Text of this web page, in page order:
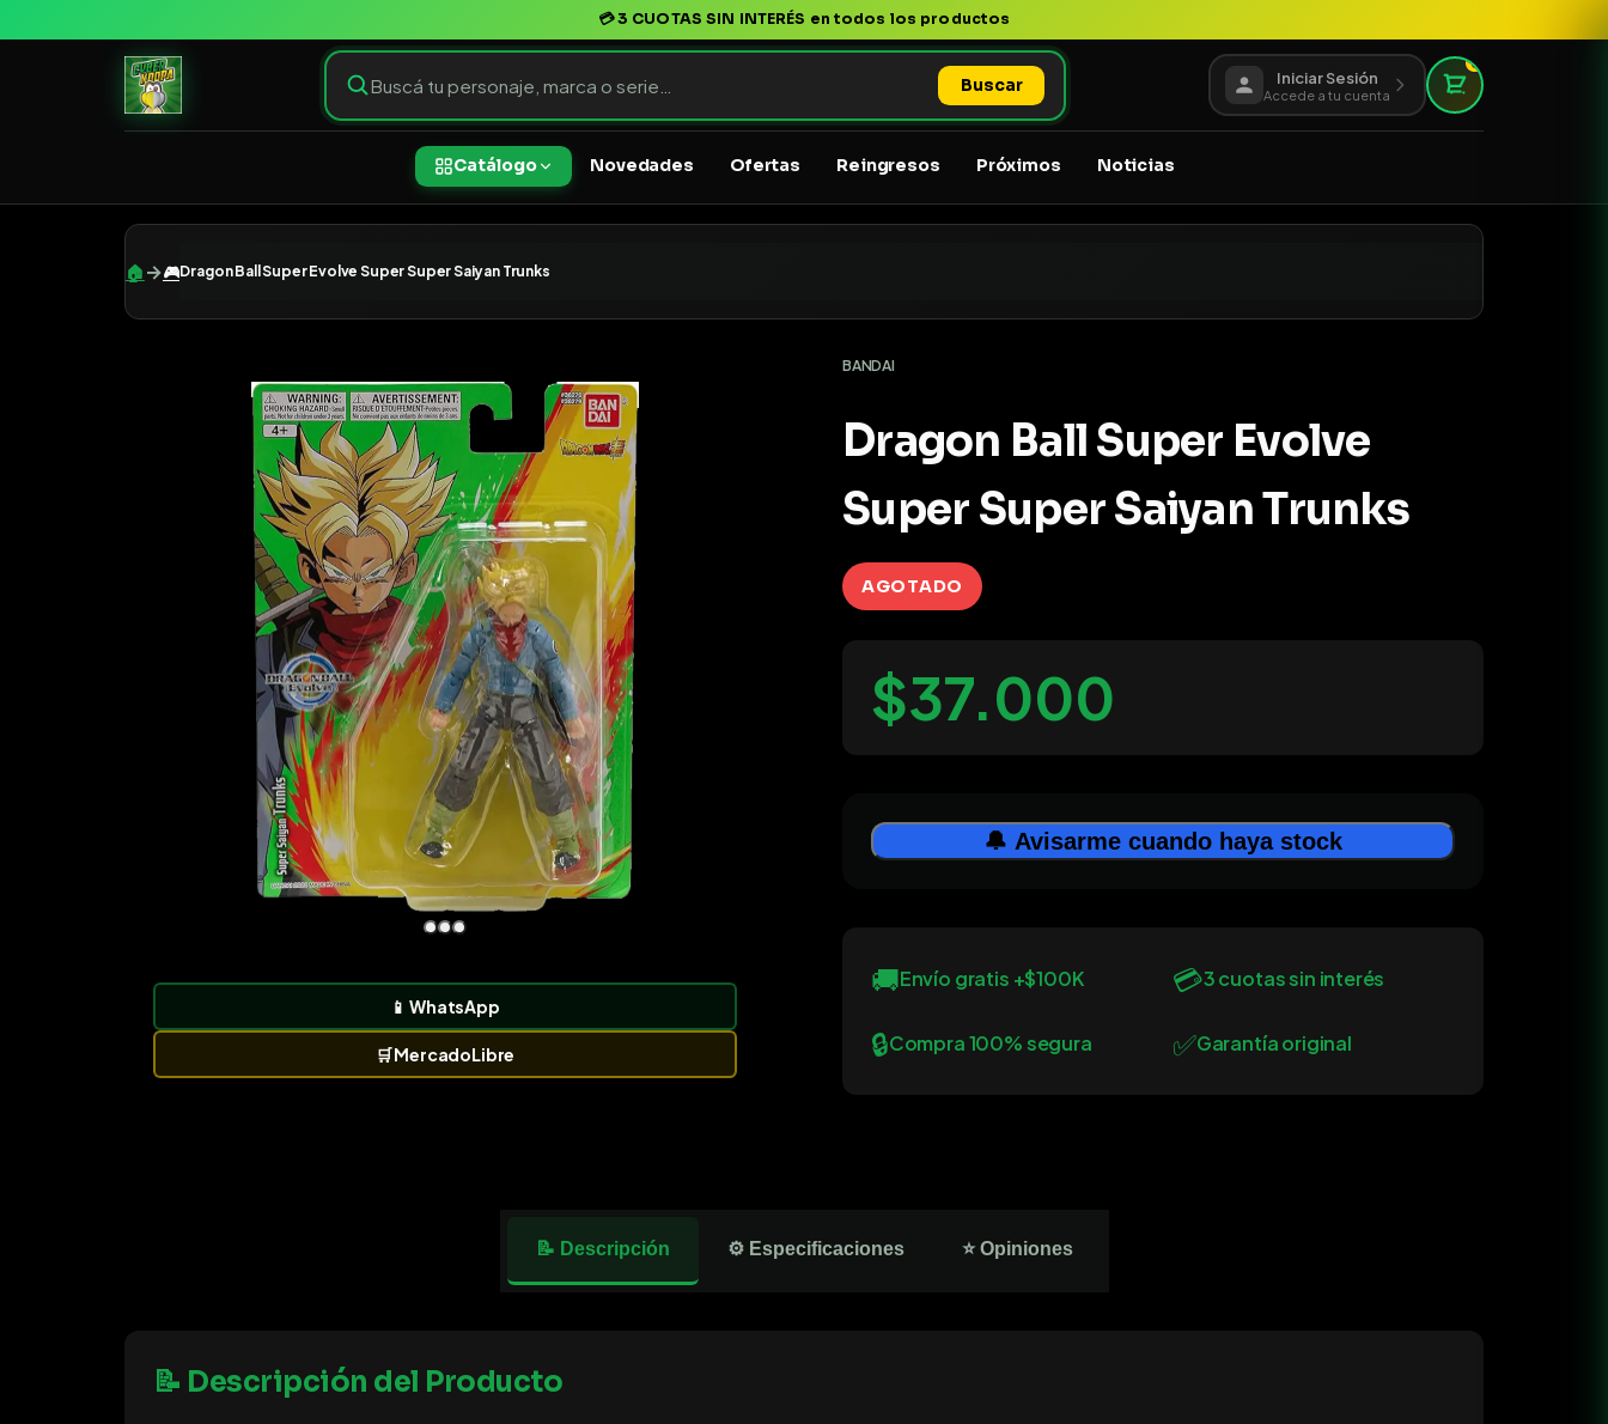
💳3 CUOTAS SIN INTERÉS en todos los productos
Buscar Iniciar Sesión
Accede a tu cuenta
0
Catálogo Novedades Ofertas Reingresos Próximos Noticias
🏠 →🎮Dragon Ball Super Evolve Super Super Saiyan Trunks
📱WhatsApp
🛒MercadoLibre
BANDAI
Dragon Ball Super Evolve
Super Super Saiyan Trunks
AGOTADO
$37.000
🔔 Avisarme cuando haya stock
🚚Envío gratis +$100K 💳3 cuotas sin interés
🔒Compra 100% segura ✅Garantía original
📝 Descripción ⚙️ Especificaciones ⭐ Opiniones
📝 Descripción del Producto